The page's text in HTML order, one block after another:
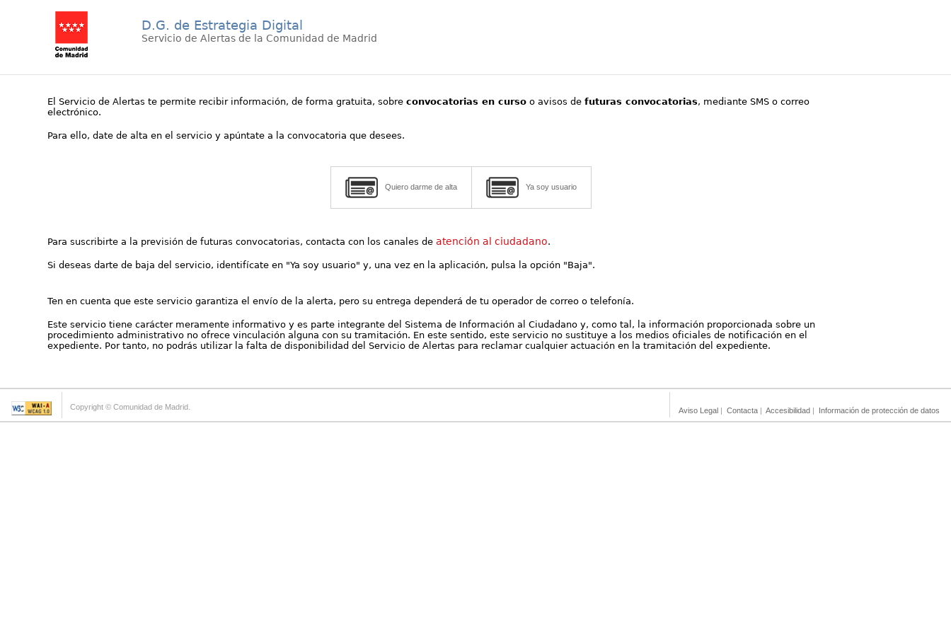
D.G. de Estrategia Digital
Servicio de Alertas de la Comunidad de Madrid
El Servicio de Alertas te permite recibir información, de forma gratuita, sobreconvocatorias en curso o avisos defuturas convocatorias, mediante SMS o correo
electrónico.
Para ello, date de alta en el servicio y apúntate a la convocatoria que desees.
Quiero darme de alta Ya soy usuario
Para suscribirte a la previsión de futuras convocatorias, contacta con los canales deatención al ciudadano.
Si deseas darte de baja del servicio, identifícate en "Ya soy usuario" y, una vez en la aplicación, pulsa la opción "Baja".
Ten en cuenta que este servicio garantiza el envío de la alerta, pero su entrega dependerá de tu operador de correo o telefonía.
Este servicio tiene carácter meramente informativo y es parte integrante del Sistema de Información al Ciudadano y, como tal, la información proporcionada sobre un
procedimiento administrativo no ofrece vinculación alguna con su tramitación. En este sentido, este servicio no sustituye a los medios oficiales de notificación en el
expediente. Por tanto, no podrás utilizar la falta de disponibilidad del Servicio de Alertas para reclamar cualquier actuación en la tramitación del expediente.
Copyright © Comunidad de Madrid. Aviso Legal | Contacta | Accesibilidad | Información de protección de datos